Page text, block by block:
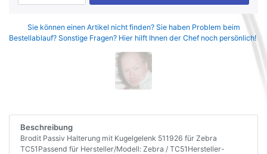
Sie können einen Artikel nicht finden? Sie haben Problem beim
Bestellablauf? Sonstige Fragen? Hier hilft Ihnen der Chef noch persönlich!
Beschreibung
Brodit Passiv Halterung mit Kugelgelenk 511926 für Zebra
TC51Passend für Hersteller/Modell: Zebra / TC51Hersteller-